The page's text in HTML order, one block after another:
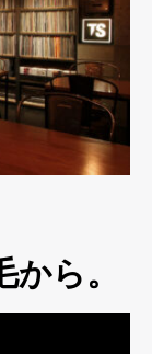
ら。